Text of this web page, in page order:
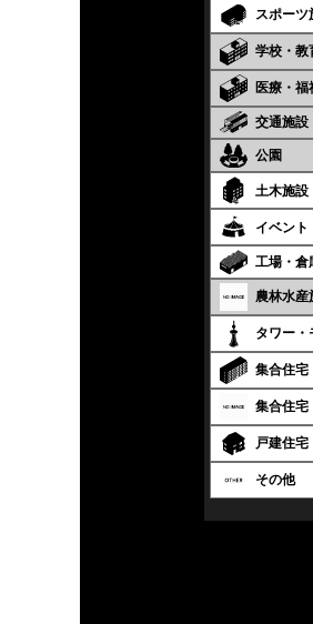
スポーツ
学校・教
医療・福
交通施設
公園
土木施設
イベン
工場・倉
農林水産
タワー・
集合住宅
集合住宅
戸建住宅
その他